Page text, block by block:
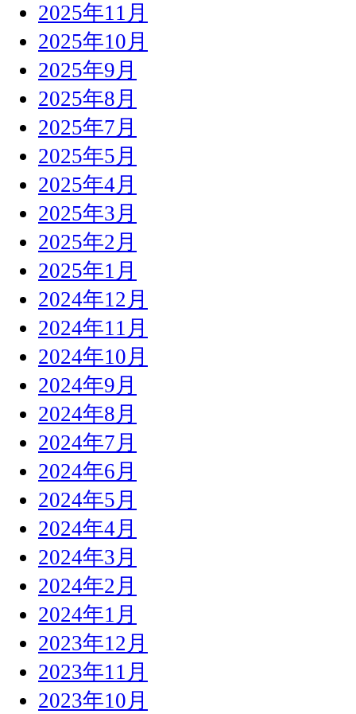
2025年11月
2025年10月
2025年9月
2025年8月
2025年7月
2025年5月
2025年4月
2025年3月
2025年2月
2025年1月
2024年12月
2024年11月
2024年10月
2024年9月
2024年8月
2024年7月
2024年6月
2024年5月
2024年4月
2024年3月
2024年2月
2024年1月
2023年12月
2023年11月
2023年10月